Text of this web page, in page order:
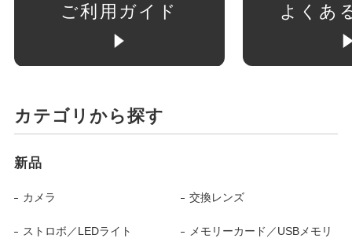
ご利用ガイド よくあ
カテゴリから探す
新品
カメラ 交換レンズ
ストロボ／LEDライト メモリーカード／USBメモリ